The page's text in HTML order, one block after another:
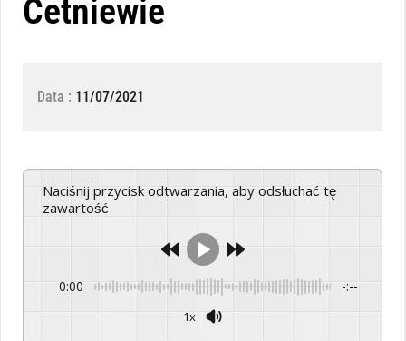
Cetniewie
Data : 11/07/2021
Naciśnij przycisk odtwarzania, aby odsłuchać tę
zawartość
0:00 -:--
1x